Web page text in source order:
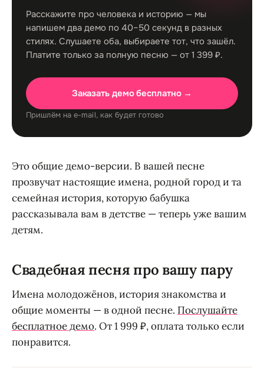
Расскажите про человека и историю — мы
напишем два демо по 40–50 секунд в разных
стилях. Слушаете оба, выбираете тот, что зашёл.
Платите только за полную песню — от 1 399 ₽.
Заказать демо бесплатно →
Пришлём на e-mail, как будет готово
Это общие демо-версии. В вашей песне
прозвучат настоящие имена, родной город и та
семейная история, которую бабушка
рассказывала вам в детстве — теперь уже вашим
детям.
Свадебная песня про вашу пару
Имена молодожёнов, история знакомства и
общие моменты — в одной песне. Послушайте
бесплатное демо. От 1 999 ₽, оплата только если
понравится.